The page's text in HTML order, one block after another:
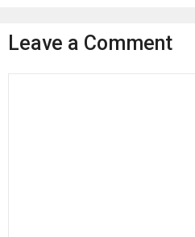
Leave a Comment